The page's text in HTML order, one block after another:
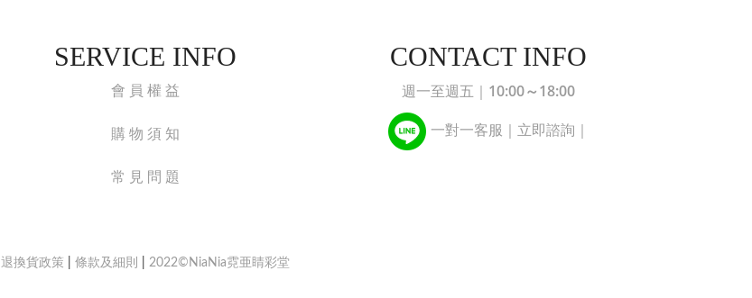
SERVICE INFO
會 員 權 益
購 物 須 知
常 見 問 題
CONTACT INFO
週一至週五｜ 10:00～18:00
一對一客服｜立即諮詢｜
退換貨政策 條款及細則 2022©NiaNia霓亜睛彩堂